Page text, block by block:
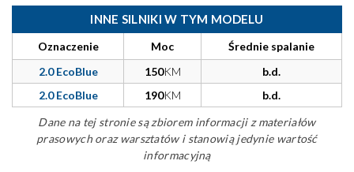
INNE SILNIKI W TYM MODELU
Oznaczenie Moc
Średnie spalanie
2.0 EcoBlue
150KM
b.d.
2.0 EcoBlue
190KM
b.d.
Dane na tej stronie są zbiorem informacji z materiałów
prasowych oraz warsztatów i stanowią jedynie wartość
informacyjną